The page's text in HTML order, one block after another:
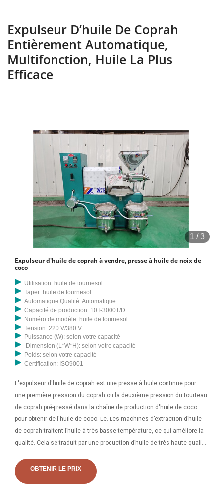
Expulseur D’huile De Coprah
Entièrement Automatique,
Multifonction, Huile La Plus
Efficace
1 /3
Expulseur d'huile de coprah à vendre, presse à huile de noix de
coco
Utilisation: huile de tournesol
Taper: huile de tournesol
Automatique Qualité: Automatique
Capacité de production: 10T-3000T/D
Numéro de modèle: huile de tournesol
Tension: 220 V/380 V
Puissance (W): selon votre capacité
Dimension (L*W*H): selon votre capacité
Poids: selon votre capacité
Certification: ISO9001
L'expulseur d'huile de coprah est une presse à huile continue pour
une première pression du coprah ou la deuxième pression du tourteau
de coprah pré-pressé dans la chaîne de production d'huile de coco
pour obtenir de l'huile de coco. Le. Les machines d’extraction d’huile
de coprah traitent l’huile à très basse température, ce qui améliore la
qualité. Cela se traduit par une production d’huile de très haute qualité
élevé OBTENIR LE PRIX